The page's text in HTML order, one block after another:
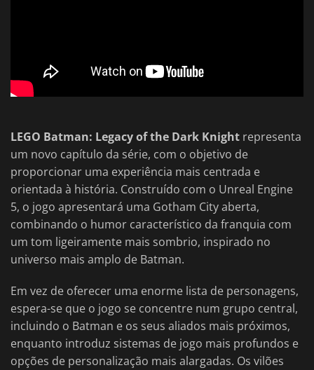
LEGO Batman: Legacy of the Dark Knight representa
um novo capítulo da série, com o objetivo de
proporcionar uma experiência mais centrada e
orientada à história. Construído com o Unreal Engine
5, o jogo apresentará uma Gotham City aberta,
combinando o humor característico da franquia com
um tom ligeiramente mais sombrio, inspirado no
universo mais amplo de Batman.
Em vez de oferecer uma enorme lista de personagens,
espera-se que o jogo se concentre num grupo central,
incluindo o Batman e os seus aliados mais próximos,
enquanto introduz sistemas de jogo mais profundos e
opções de personalização mais alargadas. Os vilões